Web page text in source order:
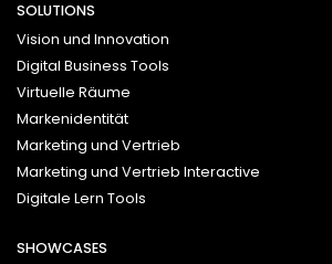
SOLUTIONS
Vision und Innovation
Digital Business Tools
Virtuelle Räume
Markenidentität
Marketing und Vertrieb
Marketing und Vertrieb Interactive
Digitale Lern Tools
SHOWCASES